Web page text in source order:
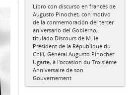
Libro con discurso en francés de
Augusto Pinochet, con motivo
de la conmemoración del tercer
aniversario del Gobierno,
titulado Discours de M. le
Président de la République du
Chilí, Général Augusto Pinochet
Ugarte, à l'occasion du Troisième
Anniversaire de son
Gouvernement